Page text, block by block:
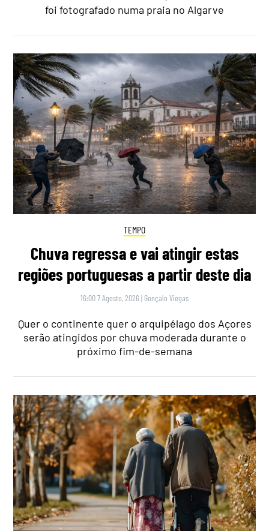
foi fotografado numa praia no Algarve
TEMPO
Chuva regressa e vai atingir estas
regiões portuguesas a partir deste dia
16:00 7 Agosto, 2026 | Gonçalo Viegas
Quer o continente quer o arquipélago dos Açores
serão atingidos por chuva moderada durante o
próximo fim-de-semana